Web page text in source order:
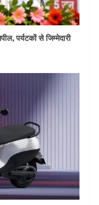
पर्यटकों से जिम्मेदारी